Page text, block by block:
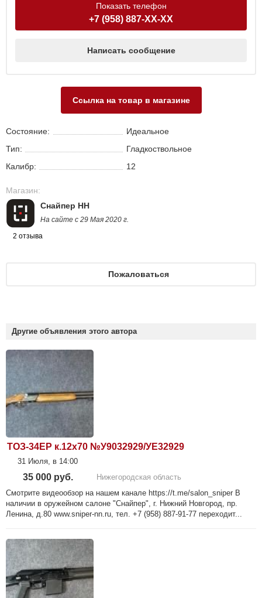
Показать телефон
+7 (958) 887-XX-XX
Написать сообщение
Ссылка на товар в магазине
Состояние:
Идеальное
Тип:
Гладкоствольное
Калибр:
12
Магазин:
Снайпер НН
На сайте с 29 Мая 2020 г.
2 отзыва
Пожаловаться
Другие объявления этого автора
ТОЗ-34ЕР к.12х70 №У9032929/УЕ32929
31 Июля, в 14:00
35 000 руб.
Нижегородская область
Смотрите видеообзор на нашем канале https://t.me/salon_sniper В
наличии в оружейном салоне "Снайпер", г. Нижний Новгород, пр.
Ленина, д.80 www.sniper-nn.ru, тел. +7 (958) 887-91-77 переходит...